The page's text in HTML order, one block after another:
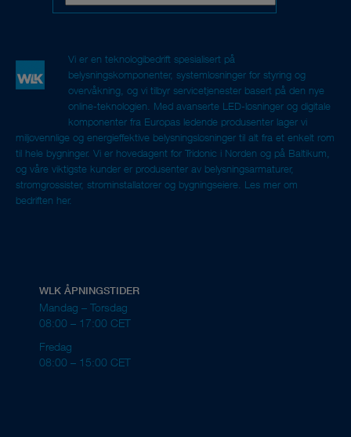
Vi er en teknologibedrift spesialisert på
belysningskomponenter, systemløsninger for styring og
overvåkning, og vi tilbyr servicetjenester basert på den nye
online-teknologien. Med avanserte LED-løsninger og digitale
komponenter fra Europas ledende produsenter lager vi
miljøvennlige og energieffektive belysningsløsninger til alt fra et enkelt rom
til hele bygninger. Vi er hovedagent for Tridonic i Norden og på Baltikum,
og våre viktigste kunder er produsenter av belysningsarmaturer,
strømgrossister, strøminstallatører og bygningseiere. Les mer om
bedriften her.
WLK ÅPNINGSTIDER
Mandag – Torsdag
08:00 – 17:00 CET
Fredag
08:00 – 15:00 CET